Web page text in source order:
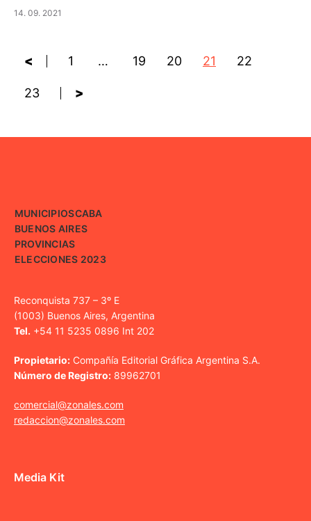
14. 09. 2021
< 1 … 19 20 21 22
23 >
MUNICIPIOSCABA
BUENOS AIRES
PROVINCIAS
ELECCIONES 2023
Reconquista 737 – 3º E
(1003) Buenos Aires, Argentina
Tel. +54 11 5235 0896 Int 202
Propietario: Compañía Editorial Gráfica Argentina S.A.
Número de Registro: 89962701
comercial@zonales.com
redaccion@zonales.com
Media Kit